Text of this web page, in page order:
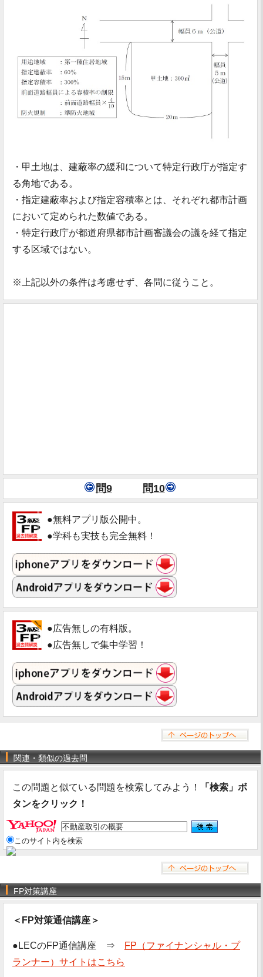
・甲土地は、建蔽率の緩和について特定行政庁が指定す
る角地である。
・指定建蔽率および指定容積率とは、それぞれ都市計画
において定められた数値である。
・特定行政庁が都道府県都市計画審議会の議を経て指定
する区域ではない。
※上記以外の条件は考慮せず、各問に従うこと。
問9 問10
●無料アプリ版公開中。
●学科も実技も完全無料！
●広告無しの有料版。
●広告無しで集中学習！
関連・類似の過去問
この問題と似ている問題を検索してみよう！
「検索」ボ
タンをクリック！
このサイト内を検索
FP対策講座
＜FP対策通信講座＞
●LECのFP通信講座 ⇒
FP（ファイナンシャル・プ
ランナー）サイトはこちら